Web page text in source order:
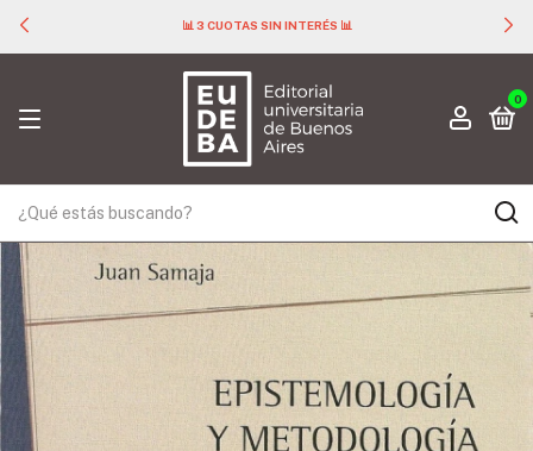
📊 3 CUOTAS SIN INTERÉS 📊
0